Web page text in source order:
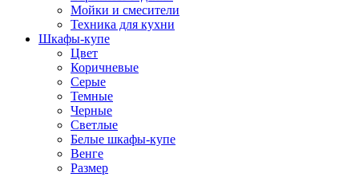
Мойки и смесители
Техника для кухни
Шкафы-купе
Цвет
Коричневые
Серые
Темные
Черные
Светлые
Белые шкафы-купе
Венге
Размер